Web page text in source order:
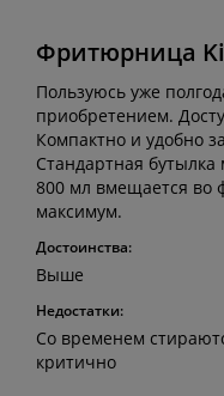
Фритюрница
Пользуюсь уже
приобретением.
Компактно и удобно
Стандартная
800 мл вмещается во
максимум.
Достоинства:
Выше
Недостатки:
Со временем
критично